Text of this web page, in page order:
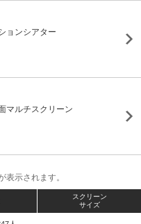
ョンシアター
マルチスクリーン
示されます。
スクリーン
サイズ